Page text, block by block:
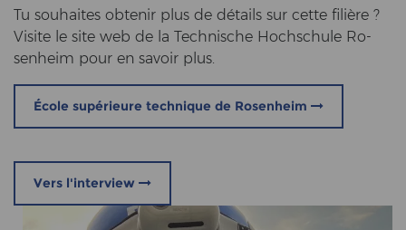
Tu sou­hai­tes ob­tenir plus de détails sur cette filière ?
Vi­si­te le site web de la Tech­ni­sche Hoch­schu­le Ro­
sen­heim pour en sa­voir plus.
École supérieure technique de Rosenheim
Vers l'interview